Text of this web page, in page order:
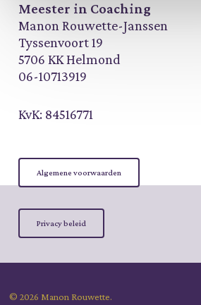
Meester in Coaching
Manon Rouwette-Janssen
Tyssenvoort 19
5706 KK Helmond
06-10713919
KvK: 84516771
Algemene voorwaarden
Privacy beleid
© 2026 Manon Rouwette.